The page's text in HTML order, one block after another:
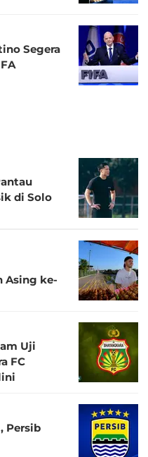
Segera
di Solo
Asing ke-
Uji
FC
Persib